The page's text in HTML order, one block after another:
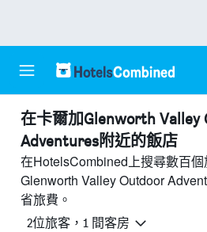
在卡爾加Glenworth Valley
Adventures附近​的飯店
在HotelsCombined上搜尋數百
Glenworth Valley Outdoor
省旅費。
2位旅客，1 間客房